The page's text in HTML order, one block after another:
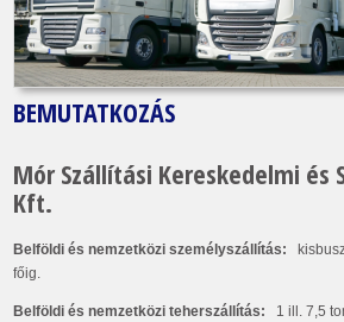
BEMUTATKOZÁS
Mór Szállítási Kereskedelmi és
Kft.
Belföldi és nemzetközi személyszállítás:
főig.
Belföldi és nemzetközi teherszállítás: 1 ill. 7,5